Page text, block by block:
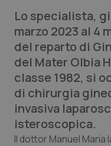
Lettere al direttore
Edizioni Regionali
QS Pro
Professionisti
Abruzzo
QS Pro Gold
Lo specialista,
marzo 2023 al 4
del reparto di
del Mater Olbia
classe 1982, si
di chirurgia
invasiva
isteroscopica.
Il dottor Manuel Maria